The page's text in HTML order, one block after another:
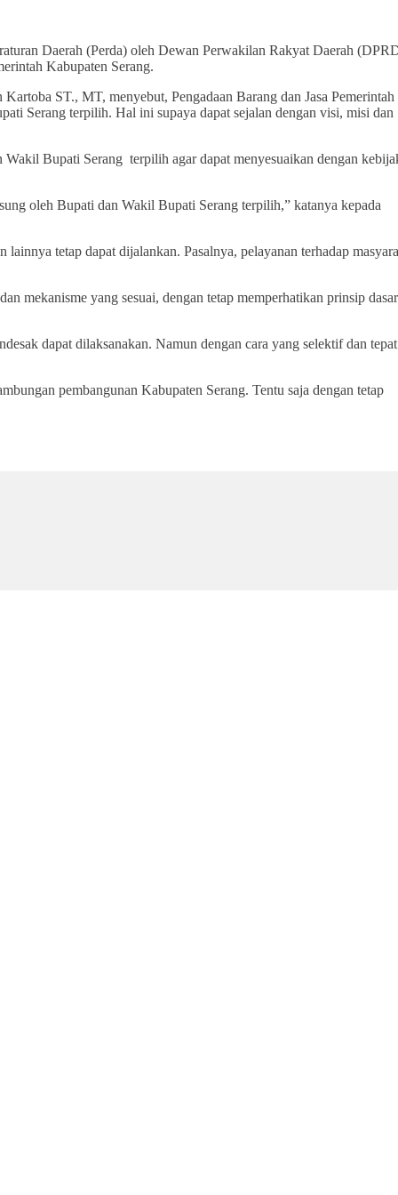
Daerah (Perda) oleh Dewan Perwakilan Rakyat Daerah
Kabupaten Serang.
ST., MT, menyebut, Pengadaan Barang dan Jasa Pemerintah
Serang terpilih. Hal ini supaya dapat sejalan dengan visi, misi dan
Bupati Serang terpilih agar dapat menyesuaikan dengan
oleh Bupati dan Wakil Bupati Serang terpilih,” katanya kepada
tetap dapat dijalankan. Pasalnya, pelayanan terhadap
mekanisme yang sesuai, dengan tetap memperhatikan prinsip dasar
dapat dilaksanakan. Namun dengan cara yang selektif dan tepat
pembangunan Kabupaten Serang. Tentu saja dengan tetap